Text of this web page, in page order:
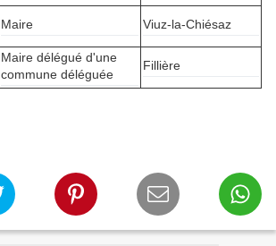
Maire Viuz-la-Chiésaz
Maire délégué d'une
commune déléguée
Fillière